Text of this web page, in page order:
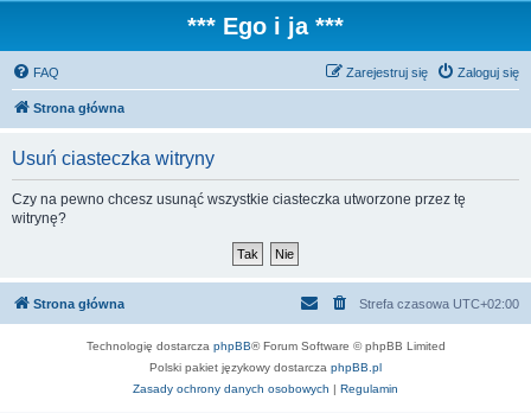
*** Ego i ja ***
FAQ Zaloguj się
Zarejestruj się
Strona główna
Usuń ciasteczka witryny
Czy na pewno chcesz usunąć wszystkie ciasteczka utworzone przez tę
witrynę?
Strona główna Strefa czasowa UTC+02:00
Technologię dostarcza phpBB® Forum Software © phpBB Limited
Polski pakiet językowy dostarcza phpBB.pl
Zasady ochrony danych osobowych | Regulamin